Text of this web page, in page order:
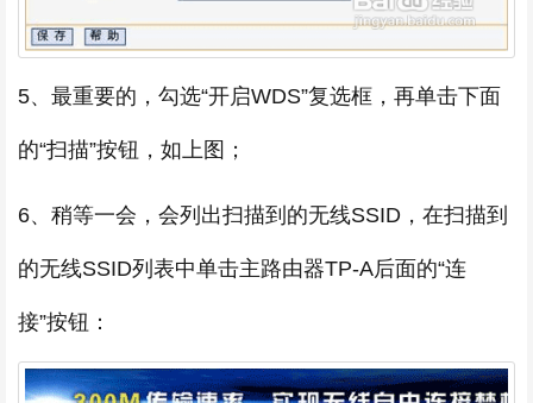
5、最重要的，勾选“开启WDS”复选框，再单击下面
的“扫描”按钮，如上图；
6、稍等一会，会列出扫描到的无线SSID，在扫描到
的无线SSID列表中单击主路由器TP-A后面的“连
接”按钮：